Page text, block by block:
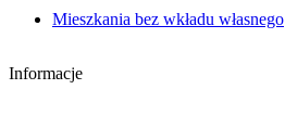
Mieszkania bez wkładu własnego
Informacje